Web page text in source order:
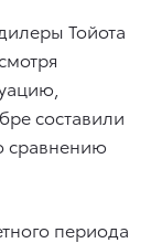
Тойота
составили
сравнению
периода